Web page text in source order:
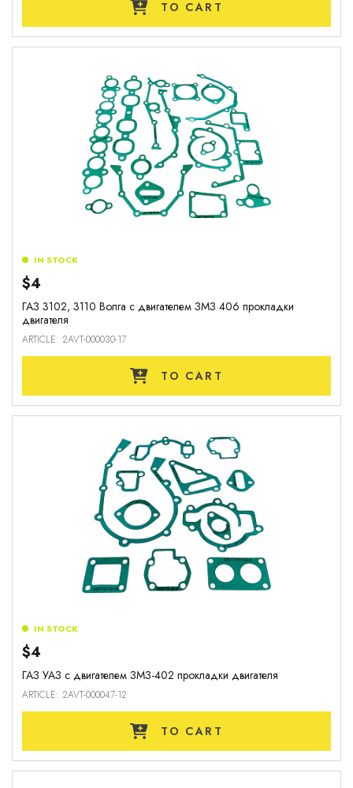
TO CART
ГАЗ 3102, 3110 Волга с двигателем ЗМЗ 406 прокладки
двигателя
ARTICLE: 2AVT-000030-17
IN STOCK
$4
TO CART
ГАЗ УАЗ с двигателем ЗМЗ-402 прокладки двигателя
ARTICLE: 2AVT-000047-12
IN STOCK
$4
TO CART